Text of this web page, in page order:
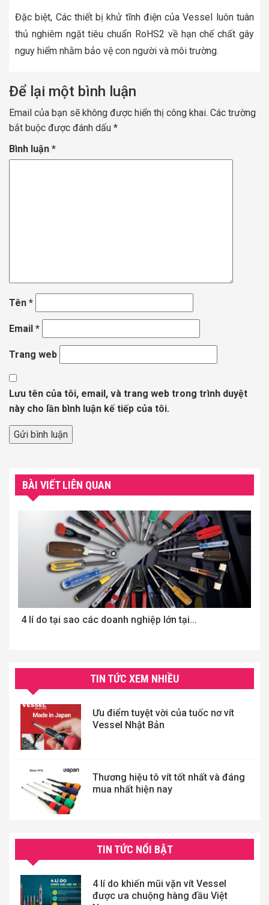
Đặc biệt, Các thiết bị khử tĩnh điện của Vessel luôn tuân
thủ nghiêm ngặt tiêu chuẩn RoHS2 về hạn chế chất gây
nguy hiểm nhằm bảo vệ con người và môi trường.
Để lại một bình luận
Email của bạn sẽ không được hiển thị công khai. Các trường
bắt buộc được đánh dấu *
Bình luận *
Tên *
Email *
Trang web
Lưu tên của tôi, email, và trang web trong trình duyệt
này cho lần bình luận kế tiếp của tôi.
BÀI VIẾT LIÊN QUAN
4 lí do tại sao các doanh nghiệp lớn tại...
TIN TỨC XEM NHIỀU
Ưu điểm tuyệt vời của tuốc nơ vít
Vessel Nhật Bản
Thương hiệu tô vít tốt nhất và đáng
mua nhất hiện nay
TIN TỨC NỔI BẬT
4 lí do khiến mũi vặn vít Vessel
được ưa chuộng hàng đầu Việt